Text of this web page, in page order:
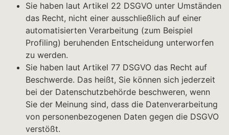
Sie haben laut Artikel 22 DSGVO unter Umständen
das Recht, nicht einer ausschließlich auf einer
automatisierten Verarbeitung (zum Beispiel
Profiling) beruhenden Entscheidung unterworfen
zu werden.
Sie haben laut Artikel 77 DSGVO das Recht auf
Beschwerde. Das heißt, Sie können sich jederzeit
bei der Datenschutzbehörde beschweren, wenn
Sie der Meinung sind, dass die Datenverarbeitung
von personenbezogenen Daten gegen die DSGVO
verstößt.